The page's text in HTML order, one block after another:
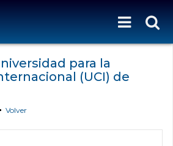
para la
(UCI) de
Volver